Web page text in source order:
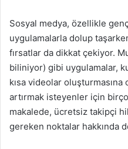
Sosyal medya, özellikle
uygulamalarla dolup
fırsatlar da dikkat çekiyor.
biliniyor) gibi uygulamalar,
kısa videolar oluşturmasına
artırmak isteyenler için
makalede, ücretsiz takipçi
gereken noktalar hakkında